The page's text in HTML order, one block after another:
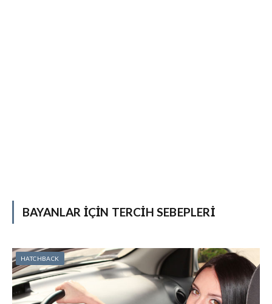
BAYANLAR IÇIN TERCIH SEBEPLERI
HATCHBACK